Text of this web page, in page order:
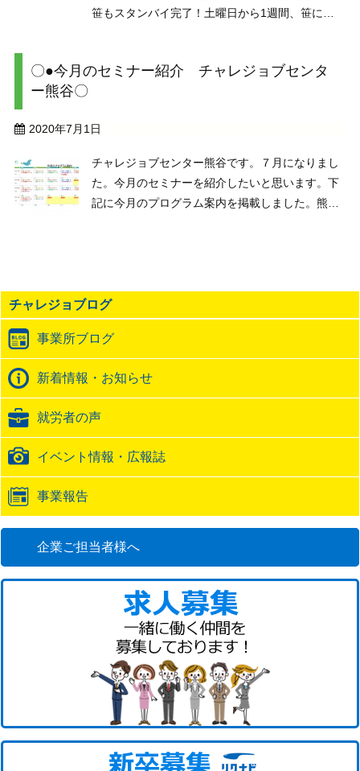
笹もスタンバイ完了！土曜日から1週間、笹に短
ん、見学・体験者も大歓迎ですので「浦和センタ
〇●今月のセミナー紹介 チャレジョブセンタ
ー熊谷〇
2020年7月1日
チャレジョブセンター熊谷です。７月になりまし
た。今月のセミナーを紹介したいと思います。下
記に今月のプログラム案内を掲載しました。熊谷
チャレジョブログ
事業所ブログ
新着情報・お知らせ
就労者の声
イベント情報・広報誌
事業報告
企業ご担当者様へ